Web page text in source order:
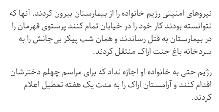
نیروهای امنیتی رژیم خانواده را از بیمارستان بیرون کردند. آنها که
نتوانسته بودند کار خود را در خیابان تمام کنند پرستوی قهرمان را
در بیمارستان به قتل رساندند و همان شب پیکر بی‌جانش را به
سردخانه باغ جنت اراک منتقل کردند.
رژیم حتی به خانواده او اجازه نداد که برای مراسم چهلم دخترشان
اقدام کنند و آرامستان اراک را به مدت یک هفته تعطیل اعلام
کردند.